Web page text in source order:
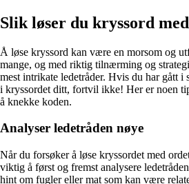
Slik løser du kryssord
Å løse kryssord kan være en morsom og
mange, og med riktig tilnærming og
mest intrikate ledetråder. Hvis du har gått
i kryssordet ditt, fortvil ikke! Her er noen
å knekke koden.
Analyser ledetråden nøye
Når du forsøker å løse kryssordet med
viktig å først og fremst analysere
hint om fugler eller mat som kan være